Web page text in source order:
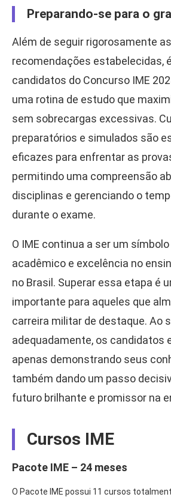
Preparando-se para o
Além de seguir rigorosamente
recomendações estabelecidas,
candidatos do Concurso IME
uma rotina de estudo que
sem sobrecargas excessivas.
preparatórios e simulados são
eficazes para enfrentar as
permitindo uma compreensão
disciplinas e gerenciando o
durante o exame.
O IME continua a ser um
acadêmico e excelência no
no Brasil. Superar essa etapa é
importante para aqueles que
carreira militar de destaque. Ao
adequadamente, os candidatos
apenas demonstrando seus
também dando um passo
futuro brilhante e promissor na
Cursos IME
Pacote IME – 24 meses
O Pacote IME possui 11 cursos